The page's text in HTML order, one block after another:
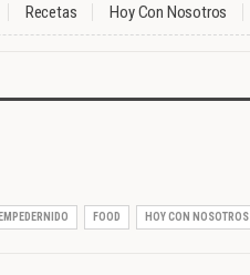
Recetas Hoy Con Nosotros
FOOD HOY CON NOSOTROS